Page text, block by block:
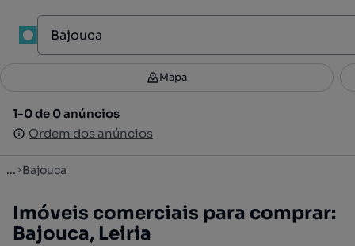
Filtros 2
1-0 de 0 anúncios
Ordem dos anúncios
Mapa
1-0 de 0 anúncios
Ordem dos anúncios
... Bajouca
Imóveis comerciais para comprar:
Bajouca, Leiria